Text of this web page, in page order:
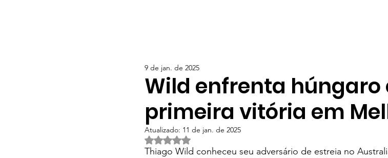
Wild enfrenta húngaro
primeira vitória em
9 de jan. de 2025
Atualizado: 11 de jan. de 2025
Avaliado com NaN de 5 estrelas.
Thiago Wild conheceu seu adversário de estreia no